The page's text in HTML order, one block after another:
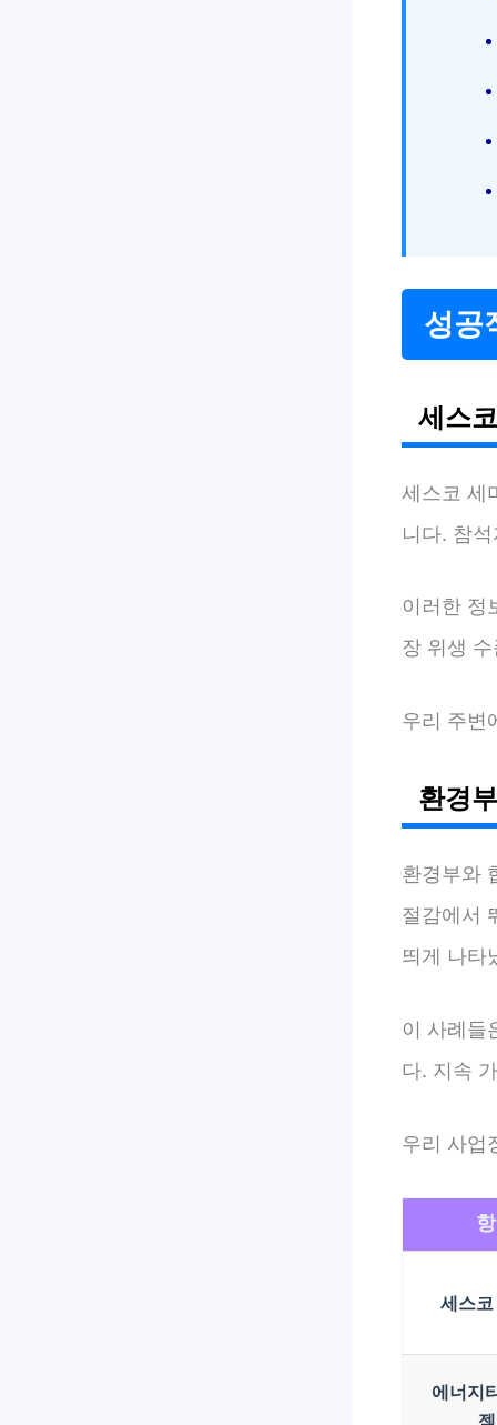
성공
세스
세스코 세
니다. 참
이러한 정
장 위생
우리 주변
환경
환경부와
절감에서
띄게 나타
이 사례들
다. 지속
우리 사업
세스
에너지